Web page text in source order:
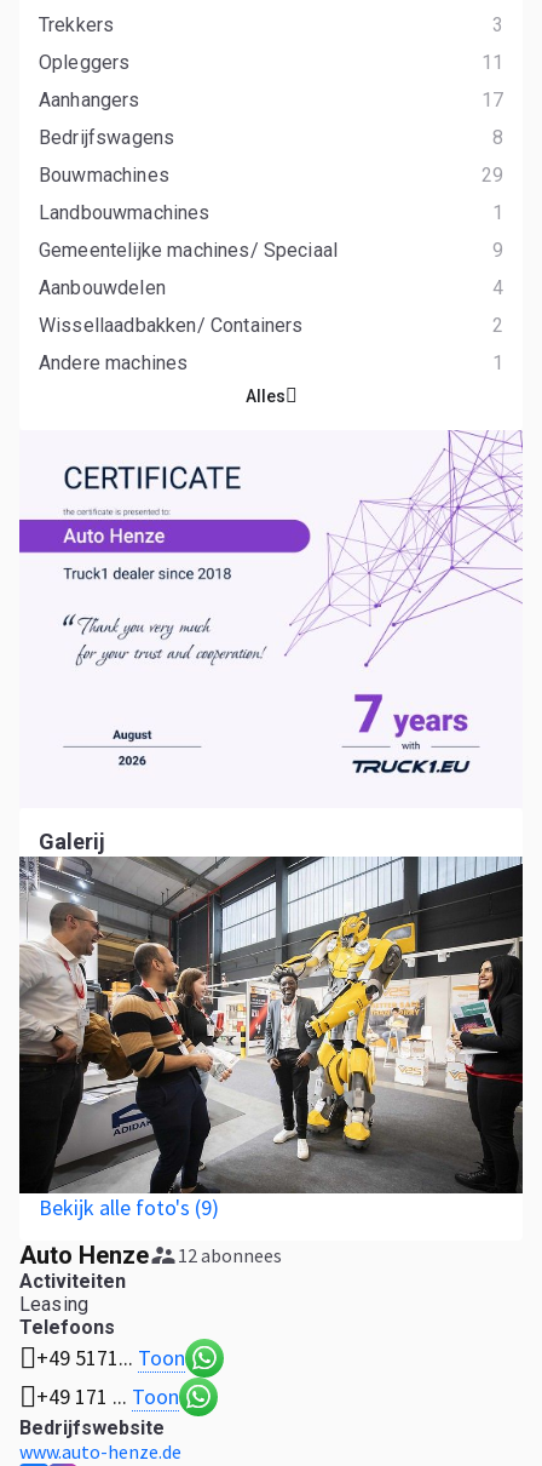
Auto Henze 12 abonnees
Activiteiten
Leasing
Telefoons
+49 5171... Toon
+49 171 ... Toon
Bedrijfswebsite
www.auto-henze.de
Trekkers
3
Opleggers
11
Aanhangers
17
Bedrijfswagens
8
Bouwmachines
29
Landbouwmachines
1
Gemeentelijke machines/ Speciaal
9
Aanbouwdelen
4
Wissellaadbakken/ Containers
2
Andere machines
1
Alles
Galerij
Bekijk alle foto's (9)